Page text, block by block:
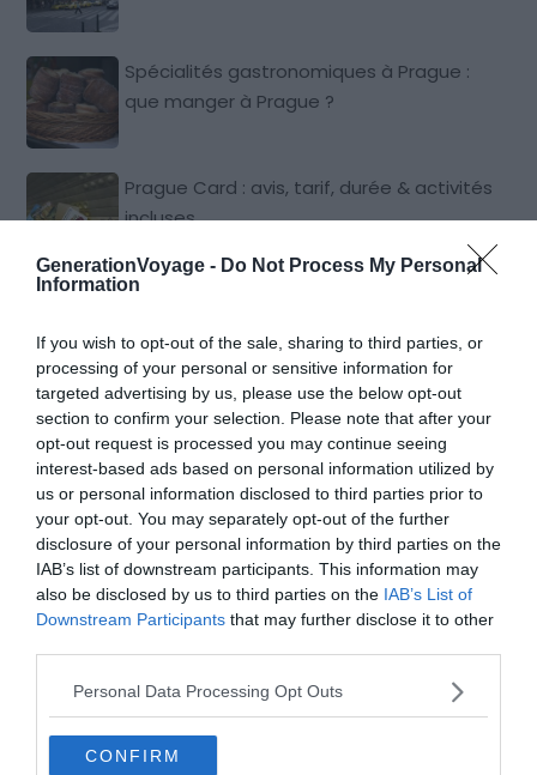
GenerationVoyage - Do Not Process My Personal
Information
If you wish to opt-out of the sale, sharing to third parties, or
processing of your personal or sensitive information for
targeted advertising by us, please use the below opt-out
section to confirm your selection. Please note that after your
opt-out request is processed you may continue seeing
interest-based ads based on personal information utilized by
us or personal information disclosed to third parties prior to
your opt-out. You may separately opt-out of the further
disclosure of your personal information by third parties on the
IAB’s list of downstream participants. This information may
also be disclosed by us to third parties on the IAB’s List of
Downstream Participants that may further disclose it to other
Personal Data Processing Opt Outs
CONFIRM
Spécialités gastronomiques à Prague :
que manger à Prague ?
Prague Card : avis, tarif, durée & activités
incluses
Visiter Prague : 10 incontournables à faire
et voir (Tchéquie)
Par Isabelle Fabio
Pour moi, la vie est comme une glace, il faut la
gastronomie, ses paysages et sa culture. Je puise
suis toujours ravie de partager mes bons plans !